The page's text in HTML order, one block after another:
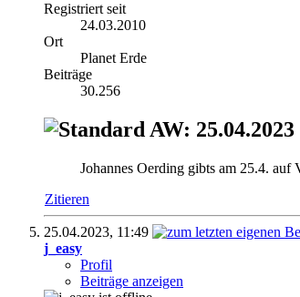
Registriert seit
24.03.2010
Ort
Planet Erde
Beiträge
30.256
AW:
Johannes Oerding gibts am 25.4.
Zitieren
25.04.2023, 11:49
j_easy
Profil
Beiträge anzeigen